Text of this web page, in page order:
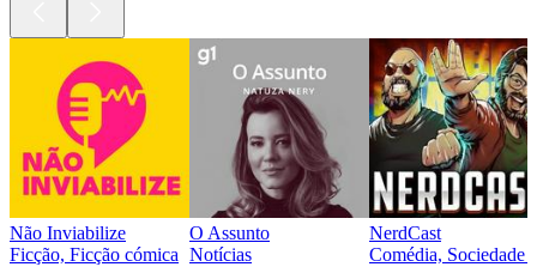
Não Inviabilize
Ficção, Ficção cómica
O Assunto
Notícias
NerdCast
Comédia, Sociedade